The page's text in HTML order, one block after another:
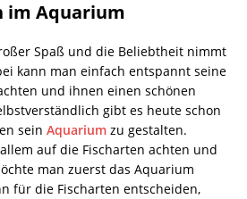
im Aquarium
Spaß und die Beliebtheit nimmt
kann man einfach entspannt seine
und ihnen einen schönen
gibt es heute schon
sein Aquarium zu gestalten.
auf die Fischarten achten und
man zuerst das Aquarium
für die Fischarten entscheiden,